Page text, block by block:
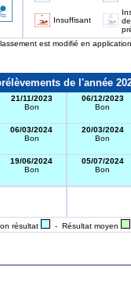
Insuffisant
de
est modifié en
de l'année
21/11/2023
Bon
06/12/2023
Bon
06/03/2024
Bon
20/03/2024
Bon
19/06/2024
Bon
05/07/2024
Bon
résultat - Résultat moyen